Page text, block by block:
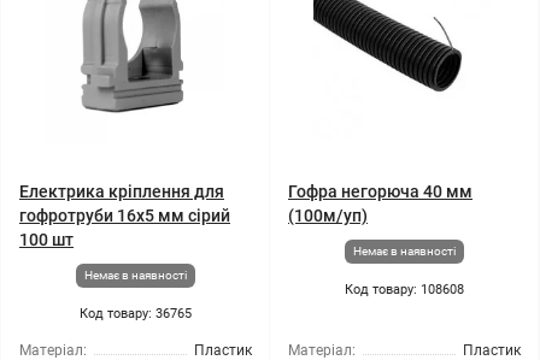
Електрика кріплення для
гофротруби 16x5 мм сірий
100 шт
Немає в наявності
Код товару: 36765
Матеріал:
Пластик
Гофра негорюча 40 мм
(100м/уп)
Немає в наявності
Код товару: 108608
Матеріал:
Пластик